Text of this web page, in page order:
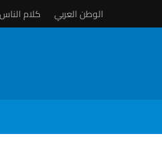
الوطن العربي كلام الناس